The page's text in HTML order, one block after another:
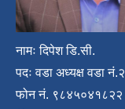
नामः दिपेश डि.सी.
पदः वडा अध्यक्ष वडा नं.२
फोन नं. ९८४५०४१८२२